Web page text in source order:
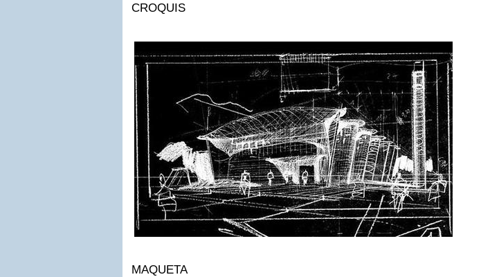
CROQUIS
MAQUETA